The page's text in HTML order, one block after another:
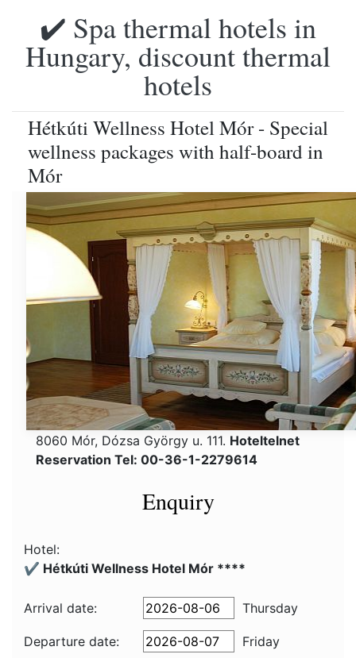
✔️ Spa thermal hotels in
Hungary, discount thermal
hotels
Hétkúti Wellness Hotel Mór - Special
wellness packages with half-board in
Mór
8060 Mór, Dózsa György u. 111. Hoteltelnet
Reservation Tel: 00-36-1-2279614
Enquiry
Hotel:
✔️ Hétkúti Wellness Hotel Mór ****
Arrival date: Thursday
Departure date:
Friday